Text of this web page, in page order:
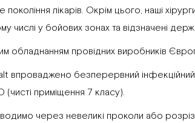
лікарів. Окрім цього, наші
числі у бойових зонах та відзначені
обладнанням провідних виробників
впроваджено безперервний
приміщення 7 класу).
через невеликі проколи або